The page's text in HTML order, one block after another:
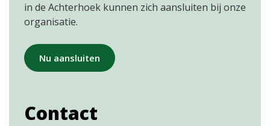
in de Achterhoek kunnen zich aansluiten bij onze
organisatie.
Nu aansluiten
Contact